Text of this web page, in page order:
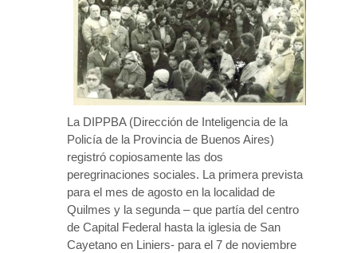
La DIPPBA (Dirección de Inteligencia de la
Policía de la Provincia de Buenos Aires)
registró copiosamente las dos
peregrinaciones sociales. La primera prevista
para el mes de agosto en la localidad de
Quilmes y la segunda – que partía del centro
de Capital Federal hasta la iglesia de San
Cayetano en Liniers- para el 7 de noviembre